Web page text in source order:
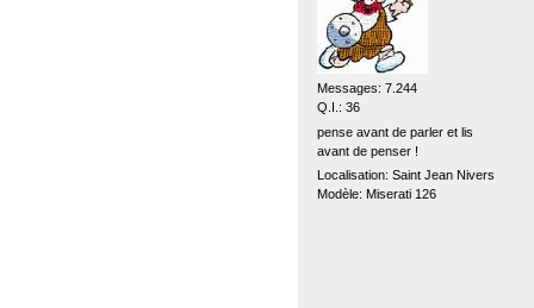
Messages: 7.244
Q.I.: 36
pense avant de parler et lis
avant de penser !
Localisation: Saint Jean Nivers
Modèle: Miserati 126